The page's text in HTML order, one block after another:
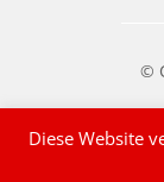
©
Diese Website